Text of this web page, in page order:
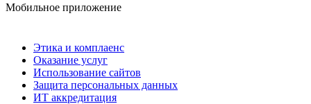
Мобильное приложение
Этика и комплаенс
Оказание услуг
Использование сайтов
Защита персональных данных
ИТ аккредитация